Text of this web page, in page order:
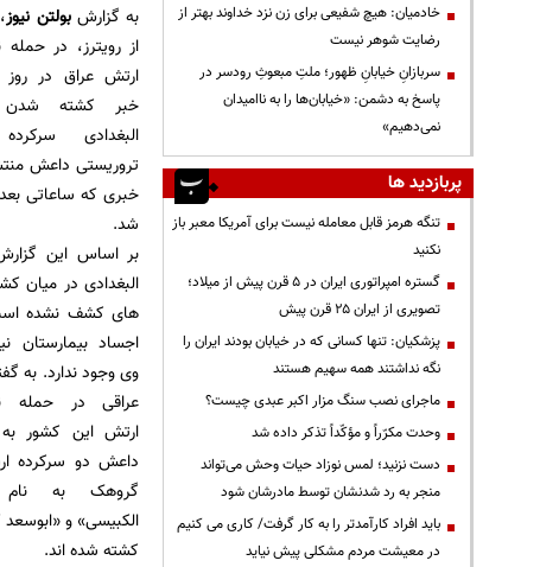
به گزارشبولتن نیوز
از رویترز، در حمله
ارتش عراق در روز
خبر کشته شدن
البغدادی
تروریستی داعش
خبری که ساعاتی
شد.
بر اساس این
البغدادی در میان
های کشف نشده
اجساد بیمارستان
وی وجود ندارد. به
عراقی در حمله
ارتش این کشور به
داعش دو سرکرده
گروهک به
الکبیسی» و «ابوسعد
کشته شده اند.
خادمیان: هیچ شفیعی برای زن نزد خداوند بهتر از
رضایت شوهر نیست
سربازانِ خیابانِ ظهور؛ ملتِ مبعوثِ رودسر در
پاسخ به دشمن: «خیابان‌ها را به ناامیدان
نمی‌دهیم»
پربازدید ها
تنگه هرمز قابل معامله نیست برای آمریکا معبر باز
نکنید
گستره امپراتوری ایران در ۵ قرن پیش از میلاد؛
تصویری از ایران ۲۵ قرن پیش
پزشکیان: تنها کسانی که در خیابان بودند ایران را
نگه نداشتند همه سهیم هستند
ماجرای نصب سنگ مزار اکبر عبدی چیست؟
وحدت مکرّراً و مؤکّداً تذکر داده شد
دست نزنید؛ لمس نوزاد حیات وحش می‌تواند
منجر به رد شدنشان توسط مادرشان شود
باید افراد کارآمدتر را به کار گرفت/ کاری می کنیم
در معیشت مردم مشکلی پیش نیاید